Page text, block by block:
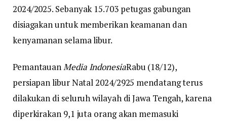
2024/2025. Sebanyak 15.703 petugas gabungan
disiagakan untuk memberikan keamanan dan
kenyamanan selama libur.
PemantauanMedia IndonesiaRabu (18/12),
persiapan libur Natal 2024/2925 mendatang terus
dilakukan di seluruh wilayah di Jawa Tengah, karena
diperkirakan 9,1 juta orang akan memasuki